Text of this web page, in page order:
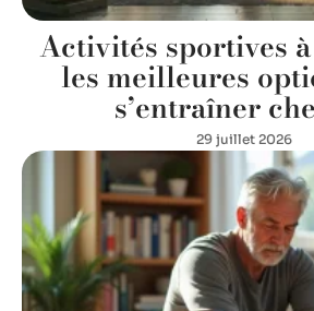
Activités sportives
les meilleures
s’entraîner
29 juillet 2026